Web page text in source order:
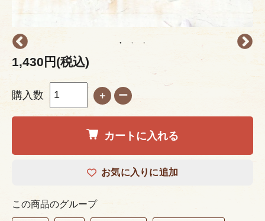
1,430円(税込)
購入数 ＋ ー
カートに入れる
お気に入りに追加
この商品のグループ